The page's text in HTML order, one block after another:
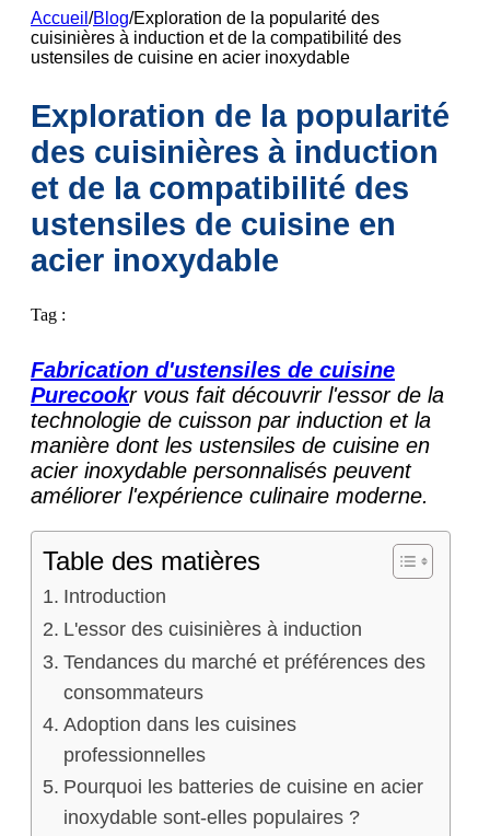
DE
RU
PT
AR
JA
KO
Accueil /Blog/Exploration de la popularité des
cuisinières à induction et de la compatibilité des
ustensiles de cuisine en acier inoxydable
Exploration de la popularité
des cuisinières à induction
et de la compatibilité des
ustensiles de cuisine en
acier inoxydable
Tag :
Fabrication d'ustensiles de cuisine
Purecookr vous fait découvrir l'essor de la
technologie de cuisson par induction et la
manière dont les ustensiles de cuisine en
acier inoxydable personnalisés peuvent
améliorer l'expérience culinaire moderne.
Table des matières
Introduction
L'essor des cuisinières à induction
Tendances du marché et préférences des
consommateurs
Adoption dans les cuisines
professionnelles
Pourquoi les batteries de cuisine en acier
inoxydable sont-elles populaires ?